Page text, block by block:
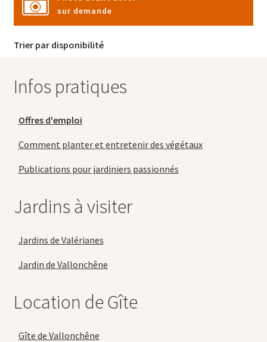
sur demande
Trier par disponibilité
Infos pratiques
Offres d'emploi
Comment planter et entretenir des végétaux
Publications pour jardiniers passionnés
Jardins à visiter
Jardins de Valérianes
Jardin de Vallonchêne
Location de Gîte
Gîte de Vallonchêne